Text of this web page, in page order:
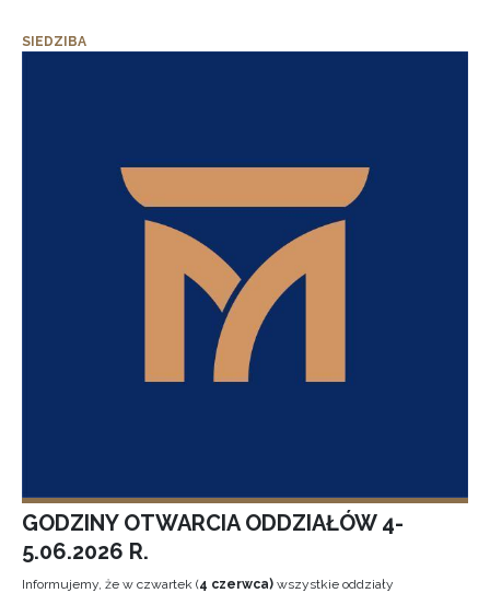
SIEDZIBA
GODZINY OTWARCIA ODDZIAŁÓW 4-
5.06.2026 R.
Informujemy, że w czwartek (4 czerwca) wszystkie oddziały